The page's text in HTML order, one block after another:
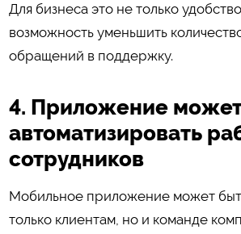
Для бизнеса это не только
возможность уменьшить
обращений в поддержку.
4. Приложение
автоматизировать
сотрудников
Мобильное приложение может
только клиентам, но и команде